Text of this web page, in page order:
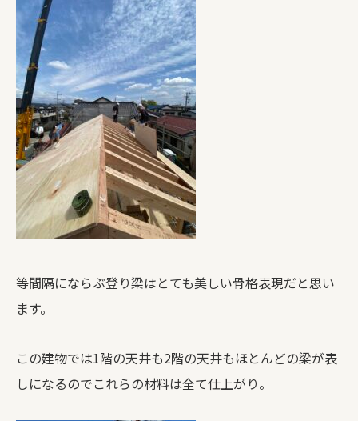
等間隔にならぶ登り梁はとても美しい骨格表現だと思い
ます。
この建物では1階の天井も2階の天井もほとんどの梁が表
しになるのでこれらの材料は全て仕上がり。